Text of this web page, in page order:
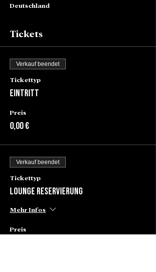
Deutschland
Tickets
Verkauf beendet
Tickettyp
Eintritt
Preis
0,00 €
Verkauf beendet
Tickettyp
Lounge Reservierung
Mehr Infos
Preis